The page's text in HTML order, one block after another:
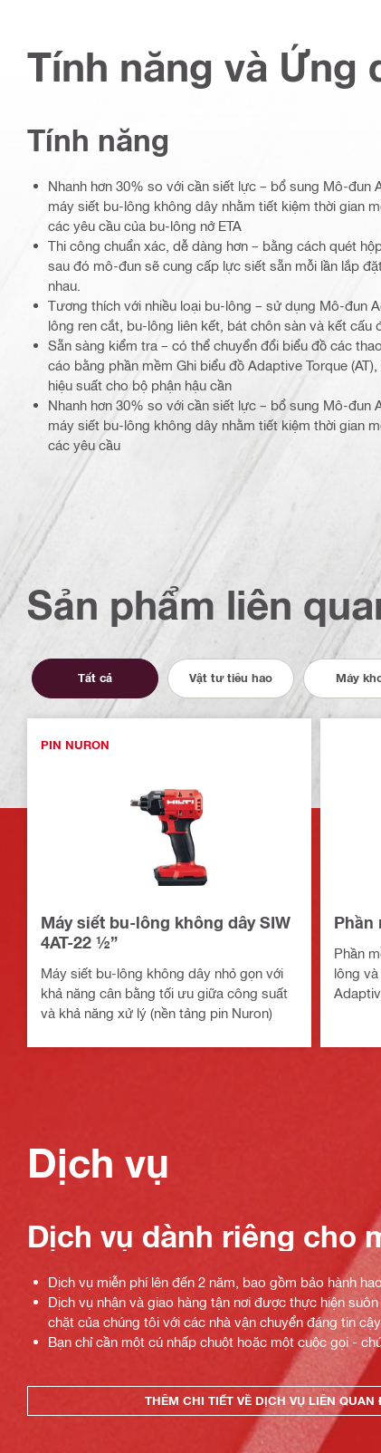
Tính năng và Ứng
Tính năng
Nhanh hơn 30% so với cần siết lực – bổ sung Mô-đun
máy siết bu-lông không dây nhằm tiết kiệm thời gian
các yêu cầu của bu-lông nở ETA
Thi công chuẩn xác, dễ dàng hơn – bằng cách quét
sau đó mô-đun sẽ cung cấp lực siết sẵn mỗi lần lắp
nhau.
Tương thích với nhiều loại bu-lông – sử dụng Mô-đun
lông ren cắt, bu-lông liên kết, bát chôn sàn và kết cấu
Sẵn sàng kiểm tra – có thể chuyển đổi biểu đồ các
cáo bằng phần mềm Ghi biểu đồ Adaptive Torque
hiệu suất cho bộ phận hậu cần
Nhanh hơn 30% so với cần siết lực – bổ sung Mô-đun
máy siết bu-lông không dây nhằm tiết kiệm thời gian
các yêu cầu
Sản phẩm liên
Tất cả Vật tư tiêu hao Máy
PIN NURON
Máy siết bu-lông không dây SIW
4AT-22 ½”
Máy siết bu-lông không dây nhỏ gọn với
khả năng cân bằng tối ưu giữa công suất
và khả năng xử lý (nền tảng pin Nuron)
Phần
Phần
lông
Dịch vụ
Dịch vụ dành riêng cho
Dịch vụ miễn phí lên đến 2 năm, bao gồm bảo hành
Dịch vụ nhận và giao hàng tận nơi được thực hiện
chặt của chúng tôi với các nhà vận chuyển đáng tin cậy
Bạn chỉ cần một cú nhấp chuột hoặc một cuộc gọi -
THÊM CHI TIẾT VỀ DỊCH VỤ LIÊN